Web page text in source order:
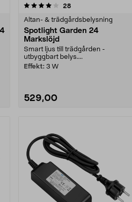
28recensioner
Altan- & trädgårdsbelysning
Spotlight Garden 24
Markslöjd
Smart ljus till trädgården -
utbyggbart belys....
Effekt: 3 W
529,00